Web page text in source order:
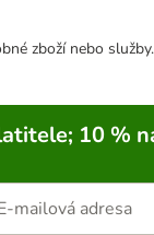
zboží nebo
10 %